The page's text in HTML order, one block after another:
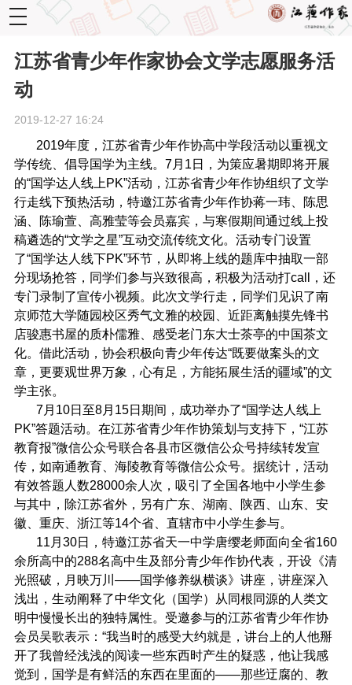
toggle
navigation
江苏省青少年作家协会文学志愿服务活
动
2019-12-27 16:24
2019年度，江苏省青少年作协高中学段活动以重视文
学传统、倡导国学为主线。7月1日，为策应暑期即将开展
的“国学达人线上PK”活动，江苏省青少年作协组织了文学
行走线下预热活动，特邀江苏省青少年作协蒋一玮、陈思
涵、陈瑜萱、高雅莹等会员嘉宾，与寒假期间通过线上投
稿遴选的“文学之星”互动交流传统文化。活动专门设置
了“国学达人线下PK”环节，从即将上线的题库中抽取一部
分现场抢答，同学们参与兴致很高，积极为活动打call，还
专门录制了宣传小视频。此次文学行走，同学们见识了南
京师范大学随园校区秀气文雅的校园、近距离触摸先锋书
店骏惠书屋的质朴儒雅、感受老门东大士茶亭的中国茶文
化。借此活动，协会积极向青少年传达“既要做案头的文
章，更要观世界万象，心有足，方能拓展生活的疆域”的文
学主张。
7月10日至8月15日期间，成功举办了“国学达人线上
PK”答题活动。在江苏省青少年作协策划与支持下，“江苏
教育报”微信公众号联合各县市区微信公众号持续转发宣
传，如南通教育、海陵教育等微信公众号。据统计，活动
有效答题人数28000余人次，吸引了全国各地中小学生参
与其中，除江苏省外，另有广东、湖南、陕西、山东、安
徽、重庆、浙江等14个省、直辖市中小学生参与。
11月30日，特邀江苏省天一中学唐缨老师面向全省160
余所高中的288名高中生及部分青少年作协代表，开设《清
光照破，月映万川——国学修养纵横谈》讲座，讲座深入
浅出，生动阐释了中华文化（国学）从同根同源的人类文
明中慢慢长出的独特属性。受邀参与的江苏省青少年作协
会员吴歌表示：“我当时的感受大约就是，讲台上的人他掰
开了我曾经浅浅的阅读一些东西时产生的疑惑，他让我感
觉到，国学是有鲜活的东西在里面的——那些迂腐的、教